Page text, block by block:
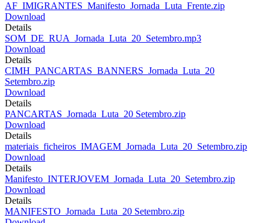
AF_IMIGRANTES_Manifesto_Jornada_Luta_Frente.zip
Download
Details
SOM_DE_RUA_Jornada_Luta_20_Setembro.mp3
Download
Details
CIMH_PANCARTAS_BANNERS_Jornada_Luta_20
Setembro.zip
Download
Details
PANCARTAS_Jornada_Luta_20 Setembro.zip
Download
Details
materiais_ficheiros_IMAGEM_Jornada_Luta_20_Setembro.zip
Download
Details
Manifesto_INTERJOVEM_Jornada_Luta_20_Setembro.zip
Download
Details
MANIFESTO_Jornada_Luta_20 Setembro.zip